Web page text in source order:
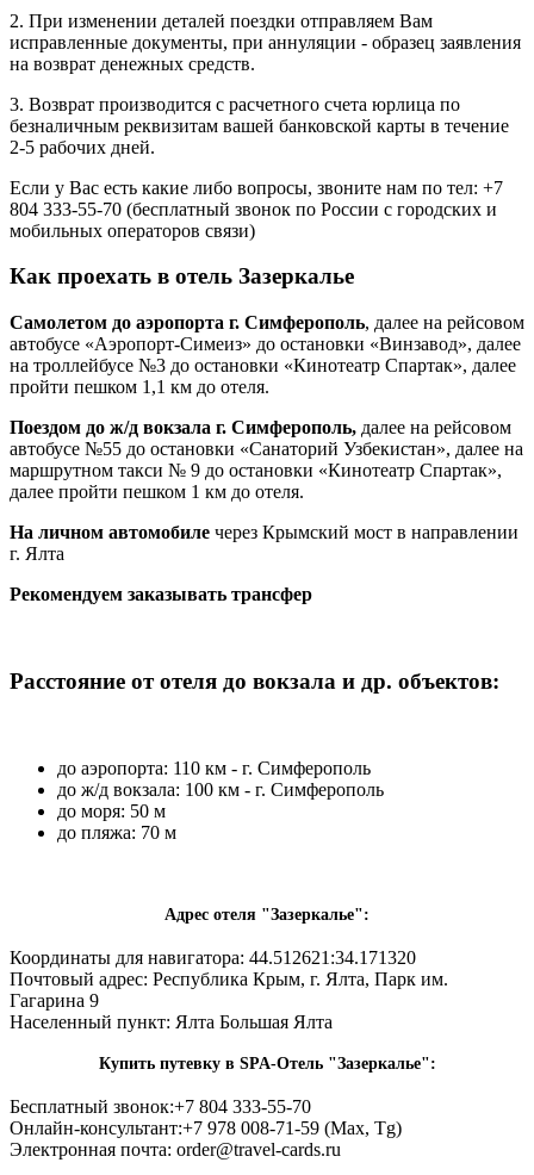
2. При изменении деталей поездки отправляем Вам
исправленные документы, при аннуляции - образец заявления
на возврат денежных средств.
3. Возврат производится с расчетного счета юрлица по
безналичным реквизитам вашей банковской карты в течение
2-5 рабочих дней.
Если у Вас есть какие либо вопросы, звоните нам по тел: +7
804 333-55-70 (бесплатный звонок по России с городских и
мобильных операторов связи)
Как проехать в отель Зазеркалье
Самолетом до аэропорта г. Симферополь, далее на рейсовом
автобусе «Аэропорт-Симеиз» до остановки «Винзавод», далее
на троллейбусе №3 до остановки «Кинотеатр Спартак», далее
пройти пешком 1,1 км до отеля.
Поездом до ж/д вокзала г. Симферополь, далее на рейсовом
автобусе №55 до остановки «Санаторий Узбекистан», далее на
маршрутном такси № 9 до остановки «Кинотеатр Спартак»,
далее пройти пешком 1 км до отеля.
На личном автомобиле через Крымский мост в направлении
г. Ялта
Рекомендуем заказывать трансфер
Расстояние от отеля до вокзала и др. объектов:
до аэропорта: 110 км - г. Симферополь
до ж/д вокзала: 100 км - г. Симферополь
до моря: 50 м
до пляжа: 70 м
Адрес отеля "Зазеркалье":
Координаты для навигатора: 44.512621:34.171320
Почтовый адрес: Республика Крым, г. Ялта, Парк им.
Гагарина 9
Населенный пункт: Ялта Большая Ялта
Купить путевку в SPA-Отель "Зазеркалье":
Бесплатный звонок:+7 804 333-55-70
Онлайн-консультант:+7 978 008-71-59 (Max, Tg)
Электронная почта: order@travel-cards.ru